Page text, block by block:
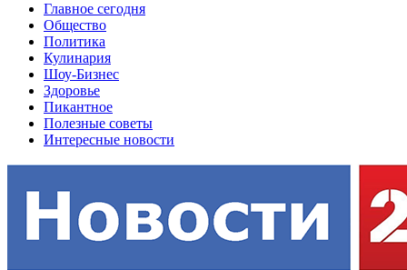
Главное сегодня
Общество
Политика
Кулинария
Шоу-Бизнес
Здоровье
Пикантное
Полезные советы
Интересные новости